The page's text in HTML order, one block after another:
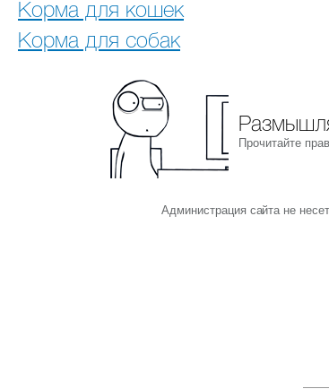
Корма для кошек
Корма для собак
Прочитайте
Администрация сайта не